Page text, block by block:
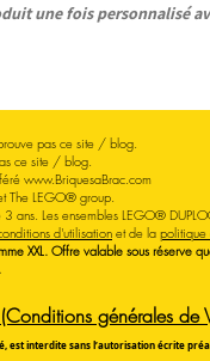
une fois personnalisé
pas ce site / blog.
ce site / blog.
www.BriquesaBrac.com
The LEGO® group.
ans. Les ensembles LEGO®
d'utilisation et de la politique
XXL. Offre valable sous réserve
générales de
interdite sans l’autorisation écrite